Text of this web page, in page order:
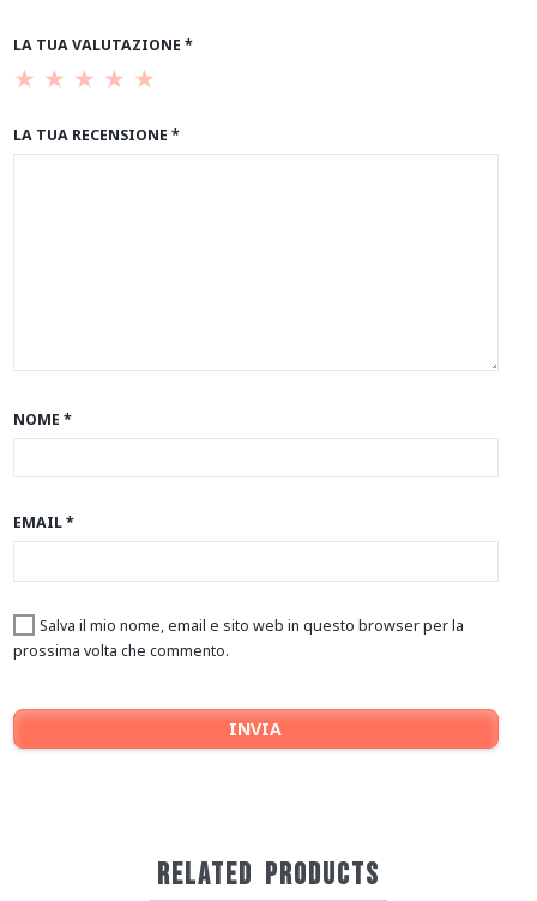
LA TUA VALUTAZIONE *
LA TUA RECENSIONE *
NOME *
EMAIL*
Salva il mio nome, email e sito web in questo browser per la
prossima volta che commento.
RELATED PRODUCTS